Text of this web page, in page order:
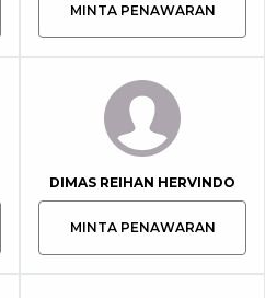
MINTA PENAWARAN
DIMAS REIHAN HERVINDO
MINTA PENAWARAN